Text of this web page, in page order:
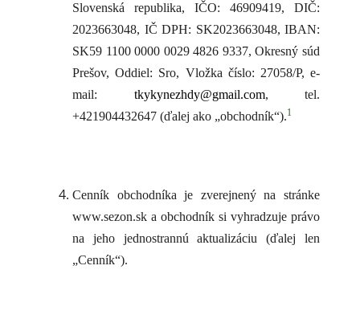
Slovenská republika, IČO: 46909419, DIČ:
2023663048, IČ DPH: SK2023663048, IBAN:
SK59 1100 0000 0029 4826 9337, Okresný súd
Prešov, Oddiel: Sro, Vložka číslo: 27058/P, e-
mail: tkykynezhdy@gmail.com, tel.
+421904432647 (ďalej ako „obchodník“).1
Cenník obchodníka je zverejnený na stránke
www.sezon.sk a obchodník si vyhradzuje právo
na jeho jednostrannú aktualizáciu (ďalej len
„Cenník“).